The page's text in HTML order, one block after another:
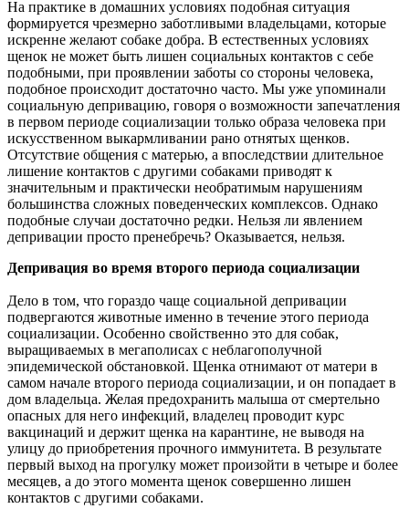
На практике в домашних условиях подобная ситуация
формируется чрезмерно заботливыми владельцами, которые
искренне желают собаке добра. В естественных условиях
щенок не может быть лишен социальных контактов с себе
подобными, при проявлении заботы со стороны человека,
подобное происходит достаточно часто. Мы уже упоминали
социальную депривацию, говоря о возможности запечатления
в первом периоде социализации только образа человека при
искусственном выкармливании рано отнятых щенков.
Отсутствие общения с матерью, а впоследствии длительное
лишение контактов с другими собаками приводят к
значительным и практически необратимым нарушениям
большинства сложных поведенческих комплексов. Однако
подобные случаи достаточно редки. Нельзя ли явлением
депривации просто пренебречь? Оказывается, нельзя.
Депривация во время второго периода социализации
Дело в том, что гораздо чаще социальной депривации
подвергаются животные именно в течение этого периода
социализации. Особенно свойственно это для собак,
выращиваемых в мегаполисах с неблагополучной
эпидемической обстановкой. Щенка отнимают от матери в
самом начале второго периода социализации, и он попадает в
дом владельца. Желая предохранить малыша от смертельно
опасных для него инфекций, владелец проводит курс
вакцинаций и держит щенка на карантине, не выводя на
улицу до приобретения прочного иммунитета. В результате
первый выход на прогулку может произойти в четыре и более
месяцев, а до этого момента щенок совершенно лишен
контактов с другими собаками.